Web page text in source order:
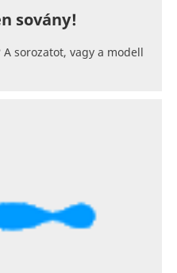
sovány!
sorozatot, vagy a modell